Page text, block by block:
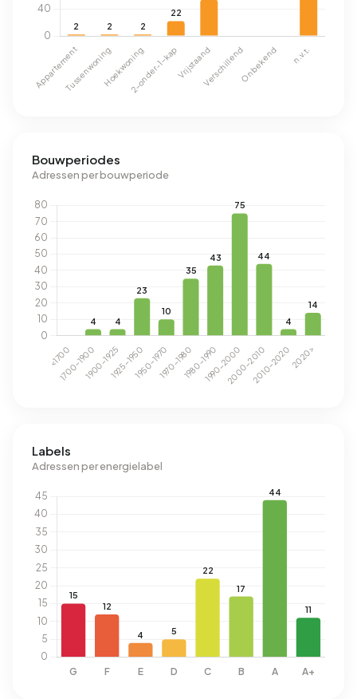
Bouwperiodes
Adressen per bouwperiode
Labels
Adressen per energielabel